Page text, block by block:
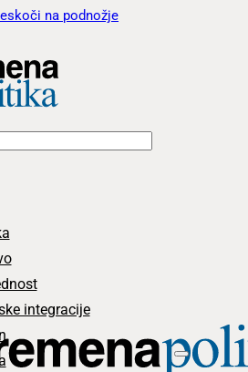
na podnožje
integracije